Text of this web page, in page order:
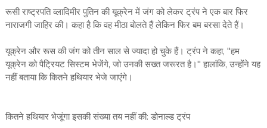
रूसी राष्ट्रपति व्लादिमीर पुतिन की यूक्रेन में जंग को लेकर ट्रंप ने एक बार फिर
नाराजगी जाहिर की। कहा है कि वह मीठा बोलते हैं लेकिन फिर बम बरसा देते हैं।
यूक्रेन और रूस की जंग को तीन साल से ज्यादा हो चुके हैं। ट्रंप ने कहा, "हम
यूक्रेन को पैट्रियट सिस्टम भेजेंगे, जो उनकी सख्त जरूरत है।" हालांकि, उन्होंने यह
नहीं बताया कि कितने हथियार भेजे जाएंगे।
कितने हथियार भेजूंगा इसकी संख्या तय नहीं की: डोनाल्ड ट्रंप